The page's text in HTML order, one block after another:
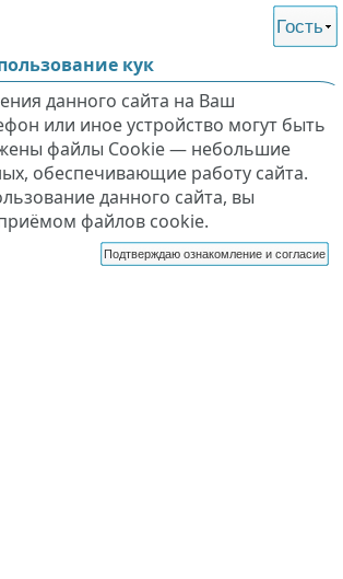
Гость
кук
данного сайта на Ваш
или иное устройство могут быть
файлы Cookie — небольшие
обеспечивающие работу сайта.
данного сайта, вы
файлов cookie.
Подтверждаю ознакомление и согласие